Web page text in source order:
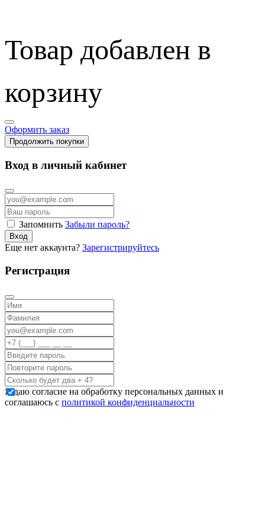
Товар добавлен в
корзину
Оформить заказ
Продолжить покупки
Вход в личный кабинет
Запомнить Забыли пароль?
Вход
Еще нет аккаунта? Зарегистрируйтесь
Регистрация
Я даю согласие на обработку персональных данных и
соглашаюсь с политикой конфиденциальности